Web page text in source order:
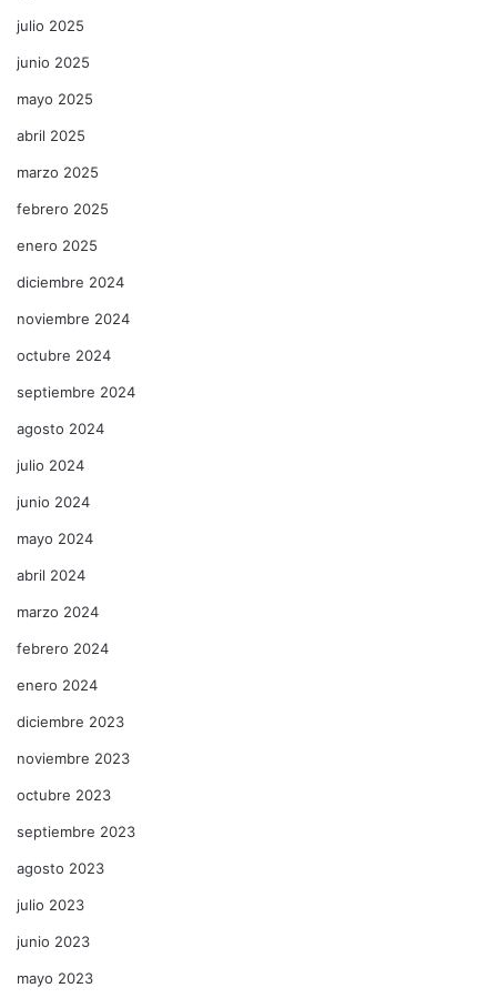
julio 2025
junio 2025
mayo 2025
abril 2025
marzo 2025
febrero 2025
enero 2025
diciembre 2024
noviembre 2024
octubre 2024
septiembre 2024
agosto 2024
julio 2024
junio 2024
mayo 2024
abril 2024
marzo 2024
febrero 2024
enero 2024
diciembre 2023
noviembre 2023
octubre 2023
septiembre 2023
agosto 2023
julio 2023
junio 2023
mayo 2023